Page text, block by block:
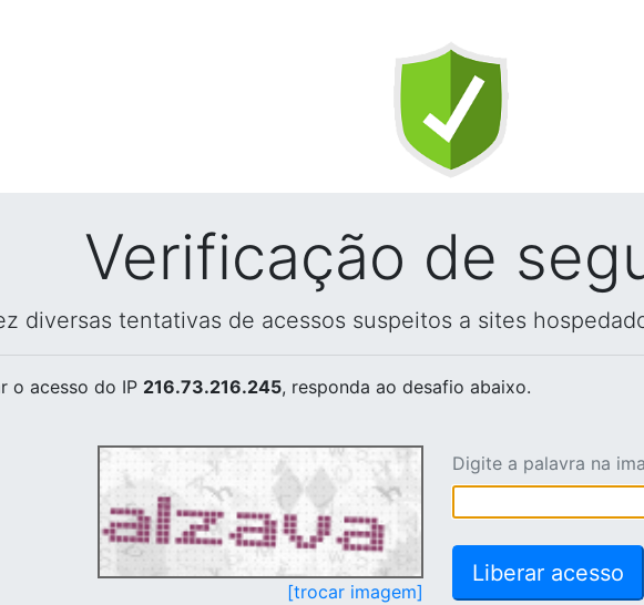
Verificação de
diversas tentativas de acessos suspeitos a sites
o acesso do IP 216.73.216.245, responda ao desafio abaixo.
[trocar imagem]
Digite a palavra na